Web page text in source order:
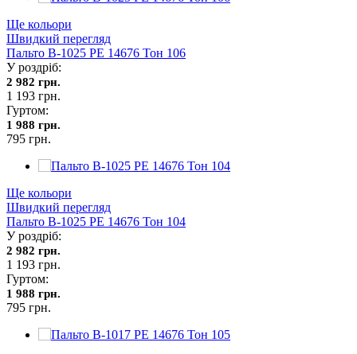
Ще кольори
Швидкий перегляд
Пальто В-1025 PE 14676 Тон 106
У роздріб:
2 982 грн.
1 193 грн.
Гуртом:
1 988 грн.
795 грн.
Ще кольори
Швидкий перегляд
Пальто В-1025 PE 14676 Тон 104
У роздріб:
2 982 грн.
1 193 грн.
Гуртом:
1 988 грн.
795 грн.